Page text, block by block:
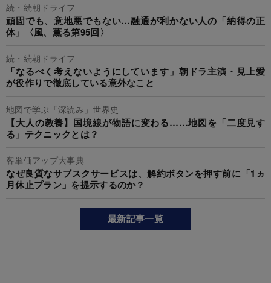
続・続朝ドライフ
頑固でも、意地悪でもない…融通が利かない人の「納得の正
体」〈風、薫る第95回〉
続・続朝ドライフ
「なるべく考えないようにしています」朝ドラ主演・見上愛
が役作りで徹底している意外なこと
地図で学ぶ「深読み」世界史
【大人の教養】国境線が物語に変わる……地図を「二度見す
る」テクニックとは？
客単価アップ大事典
なぜ良質なサブスクサービスは、解約ボタンを押す前に「1ヵ
月休止プラン」を提示するのか？
最新記事一覧